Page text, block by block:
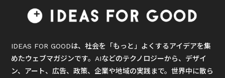
IDEAS FOR GOODは、社会を「もっと」よくするアイデアを集
めたウェブマガジンです。AIなどのテクノロジーから、デザイ
ン、アート、広告、政策、企業や地域の実践まで。世界中に散ら